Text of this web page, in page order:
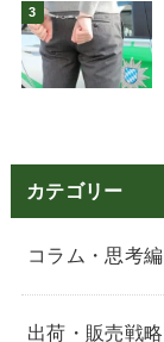
カテゴリー
コラム・思考編
出荷・販売戦略